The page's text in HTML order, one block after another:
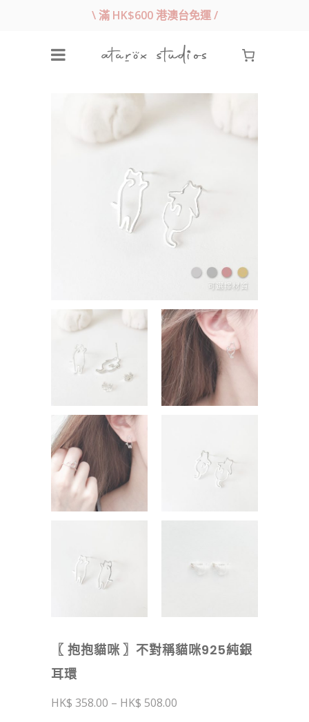
\ 滿 HK$600 港澳台免運 /
〖 抱抱貓咪 〗不對稱貓咪925純銀
耳環
358.00 – 508.00